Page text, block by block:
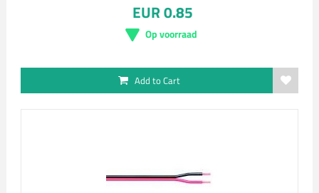
EUR 0.85
Op voorraad
Add to Cart